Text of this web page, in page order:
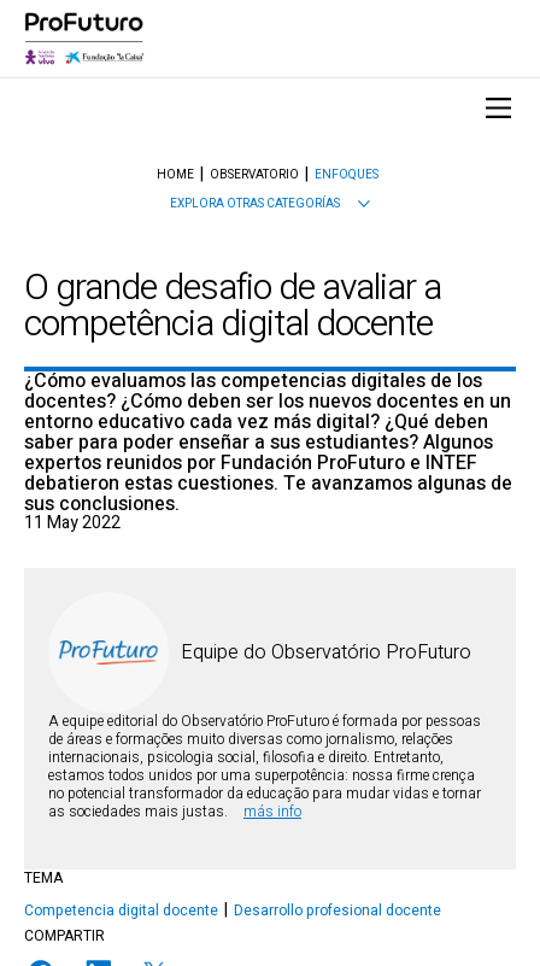
HOME OBSERVATORIO
ENFOQUES
EXPLORA OTRAS CATEGORÍAS
O grande desafio de avaliar a
competência digital docente
¿Cómo evaluamos las competencias digitales de los
docentes? ¿Cómo deben ser los nuevos docentes en un
entorno educativo cada vez más digital? ¿Qué deben
saber para poder enseñar a sus estudiantes? Algunos
expertos reunidos por Fundación ProFuturo e INTEF
debatieron estas cuestiones. Te avanzamos algunas de
sus conclusiones.
11 May 2022
Equipe do Observatório ProFuturo
A equipe editorial do Observatório ProFuturo é formada por pessoas
de áreas e formações muito diversas como jornalismo, relações
internacionais, psicologia social, filosofia e direito. Entretanto,
estamos todos unidos por uma superpotência: nossa firme crença
no potencial transformador da educação para mudar vidas e tornar
as sociedades mais justas.
más info
TEMA
Competencia digital docente
Desarrollo profesional docente
COMPARTIR